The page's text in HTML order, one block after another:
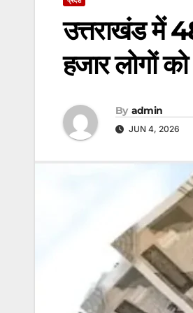
उत्तराखंड में
हजार लोगों
By admin
JUN 4, 2026